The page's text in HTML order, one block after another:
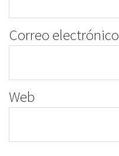
Correo electrónico
Web